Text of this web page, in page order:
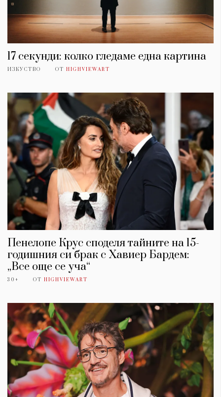
17 секунди: колко гледаме една картина
ИЗКУСТВО ОТ HIGHVIEWART
Пенелопе Крус споделя тайните на 15-
годишния си брак с Хавиер Бардем:
„Все още се уча“
30+ ОТ HIGHVIEWART